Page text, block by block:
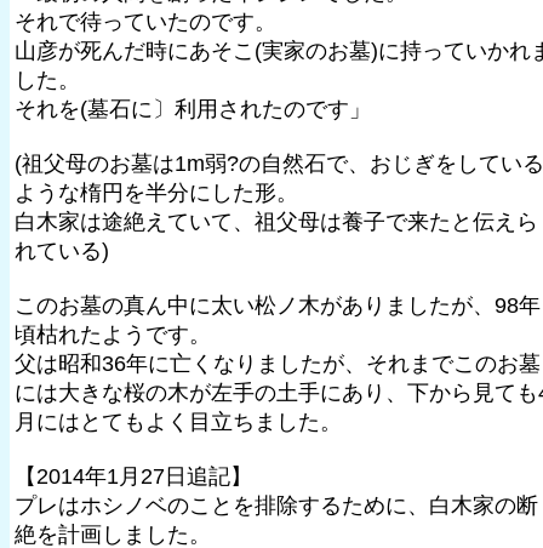
それで待っていたのです。
山彦が死んだ時にあそこ(実家のお墓)に持っていかれ
した。
それを(墓石に〕利用されたのです」
(祖父母のお墓は1m弱?の自然石で、おじぎをしている
ような楕円を半分にした形。
白木家は途絶えていて、祖父母は養子で来たと伝えら
れている)
このお墓の真ん中に太い松ノ木がありましたが、98年
頃枯れたようです。
父は昭和36年に亡くなりましたが、それまでこのお墓
には大きな桜の木が左手の土手にあり、下から見ても
月にはとてもよく目立ちました。
【2014年1月27日追記】
プレはホシノベのことを排除するために、白木家の断
絶を計画しました。